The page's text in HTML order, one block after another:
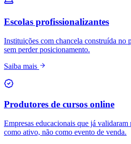
Escolas profissionalizantes
Instituições com chancela construída no
sem perder posicionamento.
Saiba mais
Produtores de cursos online
Empresas educacionais que já validaram
como ativo, não como evento de venda.